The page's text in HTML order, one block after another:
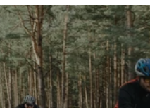
contenu